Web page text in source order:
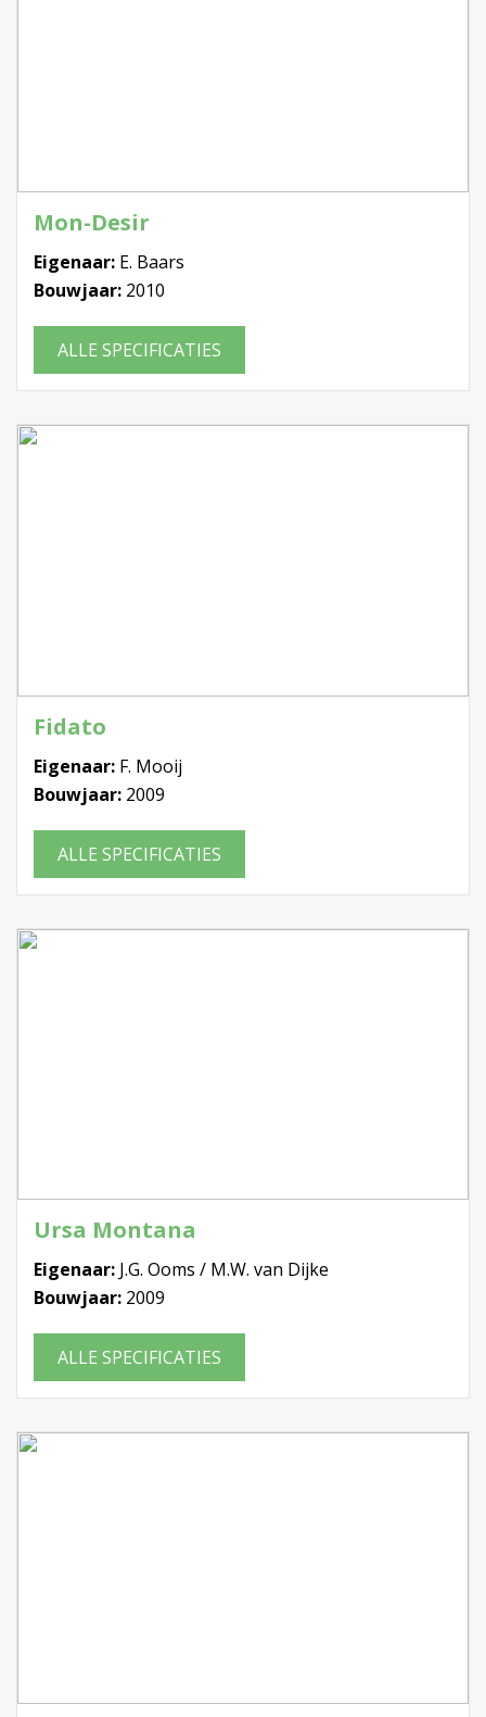
Mon-Desir
Eigenaar: E. Baars
Bouwjaar: 2010
ALLE SPECIFICATIES
Fidato
Eigenaar: F. Mooij
Bouwjaar: 2009
ALLE SPECIFICATIES
Ursa Montana
Eigenaar: J.G. Ooms / M.W. van Dijke
Bouwjaar: 2009
ALLE SPECIFICATIES